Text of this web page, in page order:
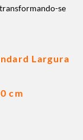
se
Largura
cm